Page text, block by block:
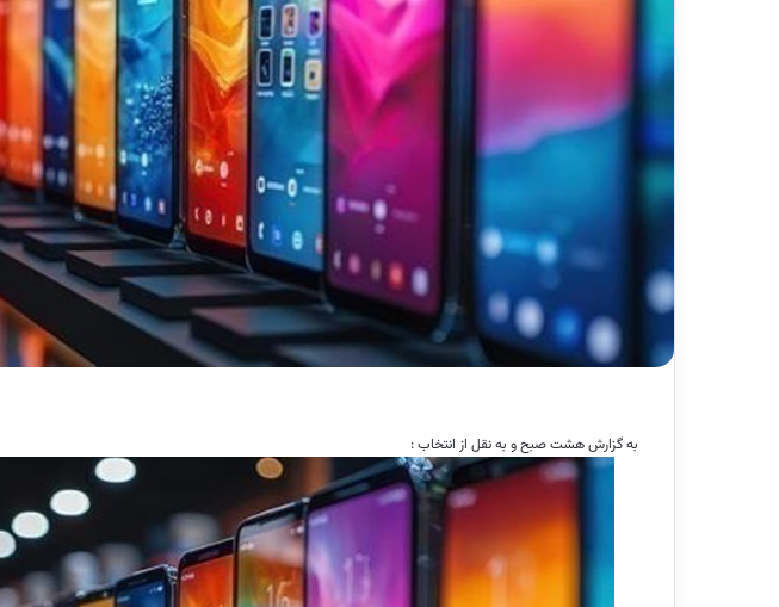
به گزارش هشت صبح و به نقل از انتخاب :